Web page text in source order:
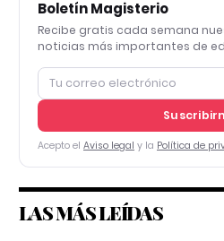
Boletín Magisterio
Recibe gratis cada semana
noticias más importantes de
Acepto el Aviso legal y la Política de
LAS MÁS LEÍDAS